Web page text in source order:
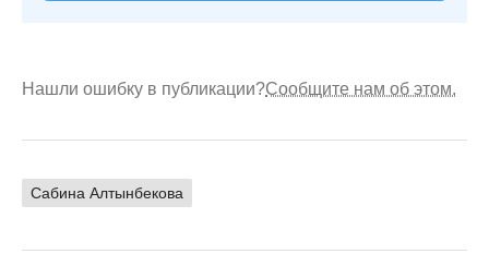
Нашли ошибку в публикации?Сообщите нам об этом.
Сабина Алтынбекова